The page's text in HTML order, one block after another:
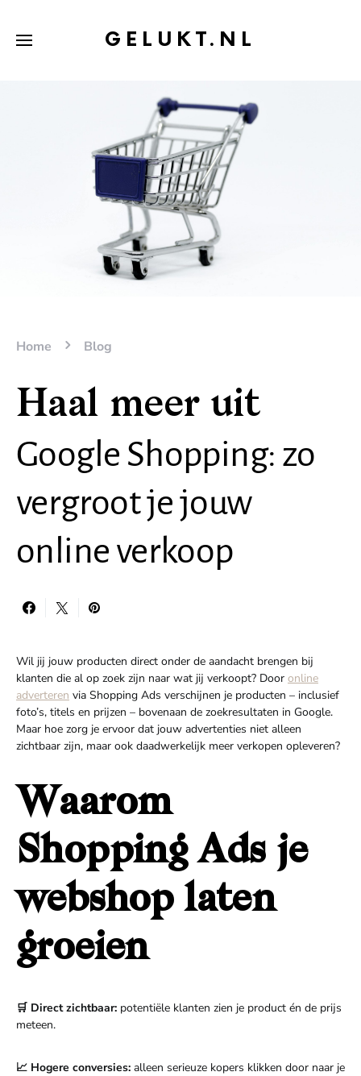
GELUKT.NL
Home Blog
Haal meer uit
Google Shopping: zo
vergroot je jouw
online verkoop
Wil jij jouw producten direct onder de aandacht brengen bij
klanten die al op zoek zijn naar wat jij verkoopt? Door online
adverteren via Shopping Ads verschijnen je producten – inclusief
foto’s, titels en prijzen – bovenaan de zoekresultaten in Google.
Maar hoe zorg je ervoor dat jouw advertenties niet alleen
zichtbaar zijn, maar ook daadwerkelijk meer verkopen opleveren?
Waarom
Shopping Ads je
webshop laten
groeien
🛒 Direct zichtbaar: potentiële klanten zien je product én de prijs
meteen.
📈 Hogere conversies: alleen serieuze kopers klikken door naar je